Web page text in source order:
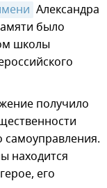
Александра
было
школы
получило
самоуправления.
находится
его